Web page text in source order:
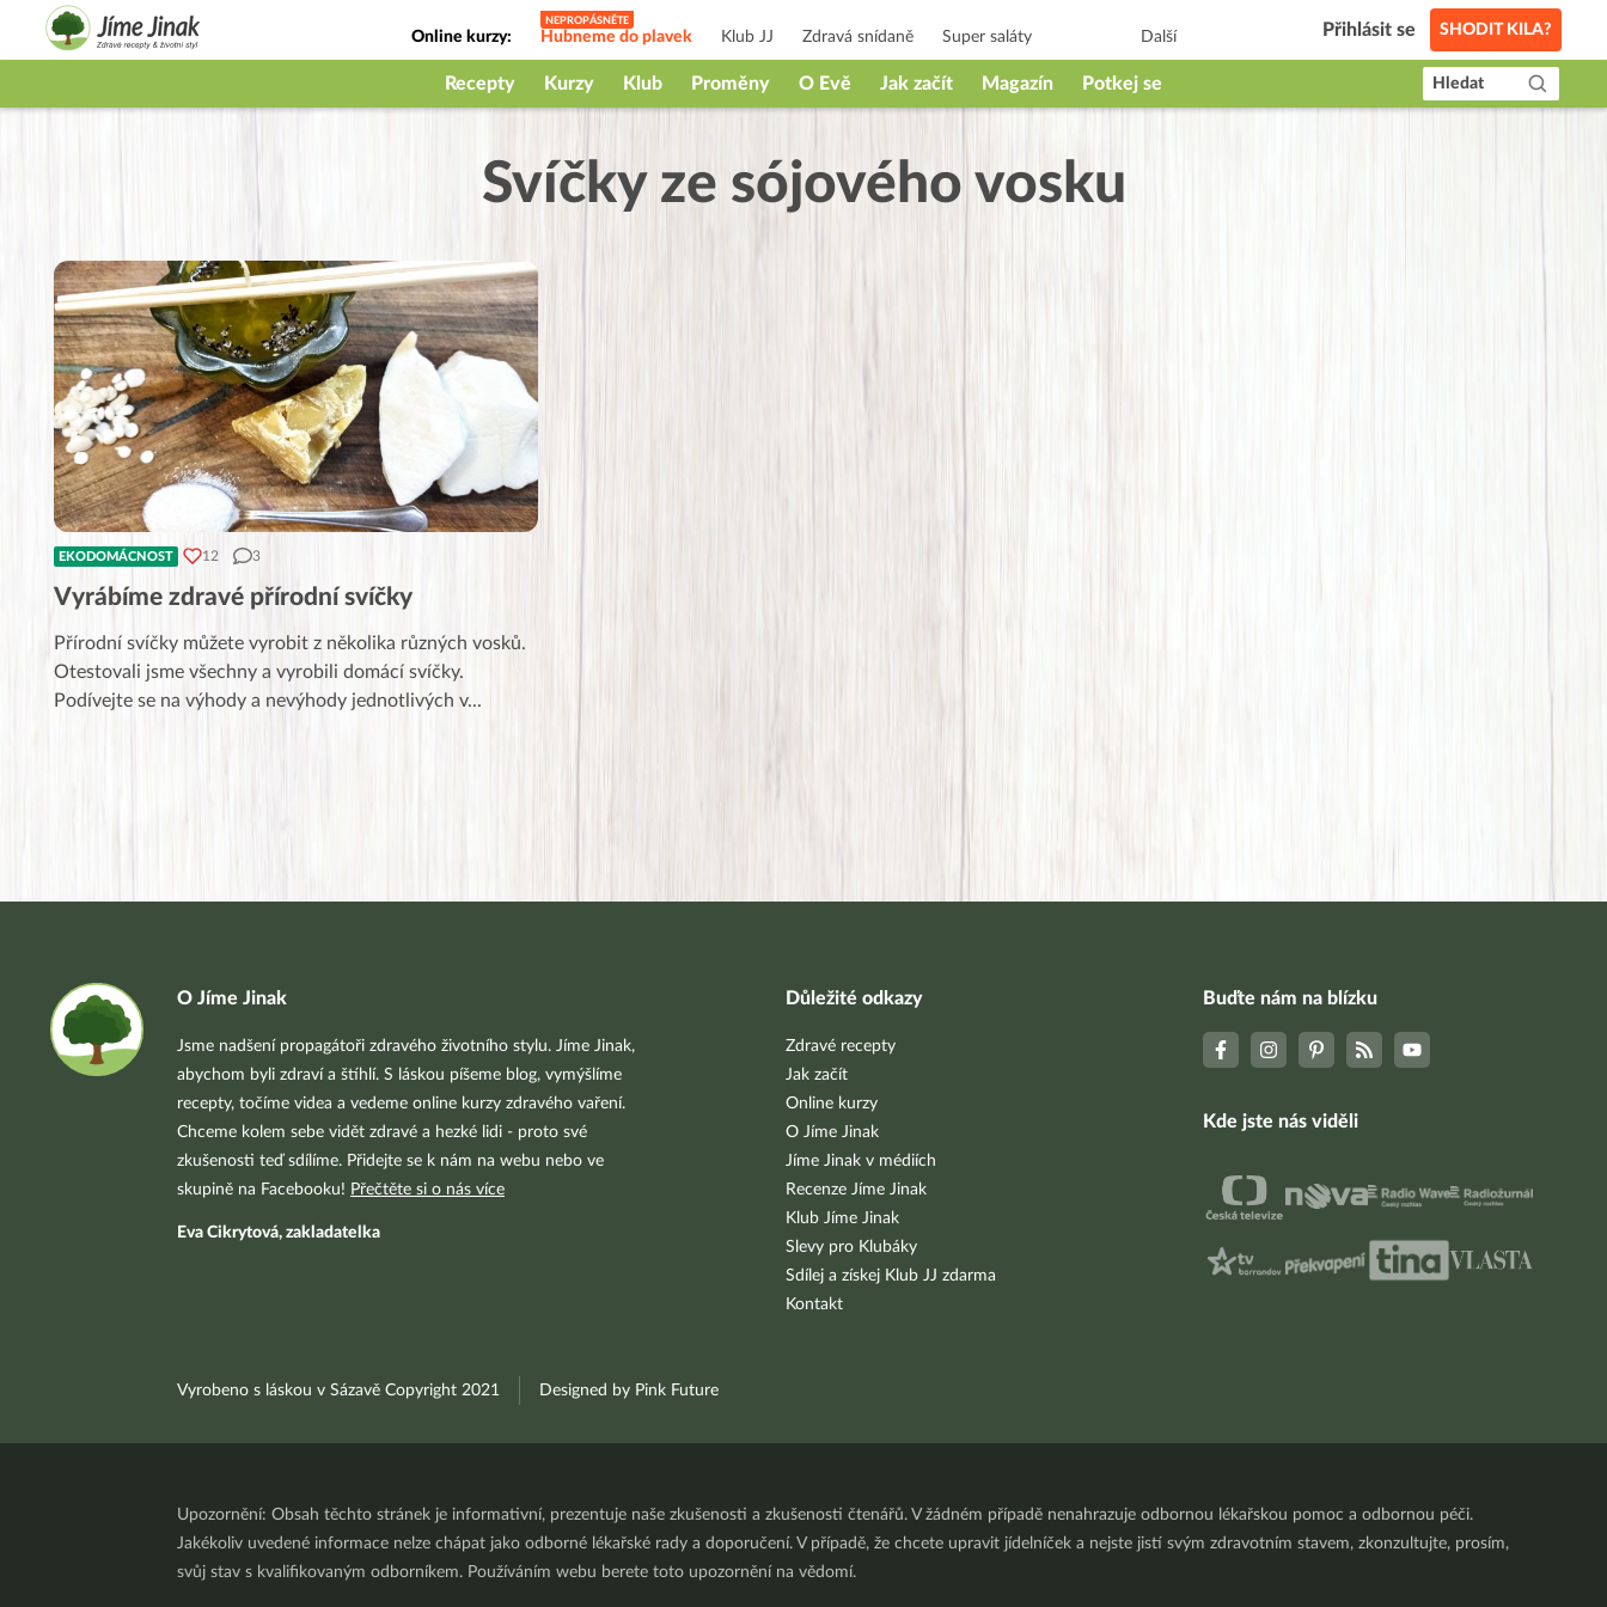
Online kurzy: Hubneme do plavek Klub JJ Zdravá snídaně Super saláty
Jak na babičky
Další Přihlásit se SHODIT KILA?
Recepty Kurzy Klub Proměny O Evě Jak začít Magazín Potkej se Hledat
Svíčky ze sójového vosku
EKODOMÁCNOST 12 3
Vyrábíme zdravé přírodní svíčky
Přírodní svíčky můžete vyrobit z několika různých vosků.
Otestovali jsme všechny a vyrobili domácí svíčky.
Podívejte se na výhody a nevýhody jednotlivých v...
O Jíme Jinak
Jsme nadšení propagátoři zdravého životního stylu. Jíme Jinak,
abychom byli zdraví a štíhlí. S láskou píšeme blog, vymýšlíme
recepty, točíme videa a vedeme online kurzy zdravého vaření.
Chceme kolem sebe vidět zdravé a hezké lidi - proto své
zkušenosti teď sdílíme. Přidejte se k nám na webu nebo ve
skupině na Facebooku! Přečtěte si o nás více
Eva Cikrytová, zakladatelka
Důležité odkazy
Zdravé recepty
Jak začít
Online kurzy
O Jíme Jinak
Jíme Jinak v médiích
Recenze Jíme Jinak
Klub Jíme Jinak
Slevy pro Klubáky
Sdílej a získej Klub JJ zdarma
Kontakt
Buďte nám na blízku
Kde jste nás viděli
Vyrobeno s láskou v Sázavě Copyright 2021 Designed by Pink Future
Upozornění: Obsah těchto stránek je informativní, prezentuje naše zkušenosti a zkušenosti čtenářů. V žádném případě nenahrazuje odbornou lékařskou pomoc a odbornou péči.
Jakékoliv uvedené informace nelze chápat jako odborné lékařské rady a doporučení. V případě, že chcete upravit jídelníček a nejste jistí svým zdravotním stavem, zkonzultujte, prosím,
svůj stav s kvalifikovaným odborníkem. Používáním webu berete toto upozornění na vědomí.